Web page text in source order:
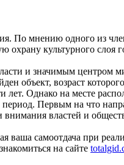
По мнению одного из
охрану культурного слоя
и значимым центром
объект, возраст
Однако на месте
Первым на что
властей и
ваша самоотдача при
на сайте